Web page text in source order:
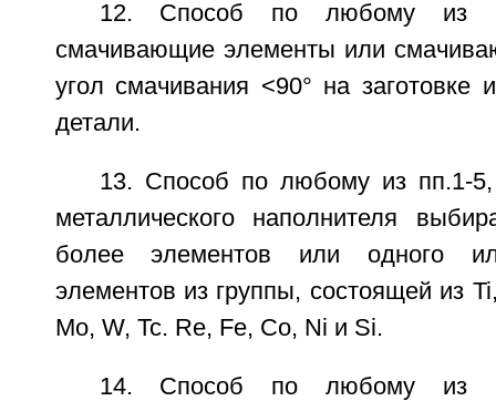
12. Способ по любому из
смачивающие элементы или
угол смачивания <90° на заготовке
детали.
13. Способ по любому из пп.1-
металлического наполнителя
более элементов или одного
элементов из группы, состоящей из
Mo, W, Tc. Re, Fe, Co, Ni и Si.
14. Способ по любому из